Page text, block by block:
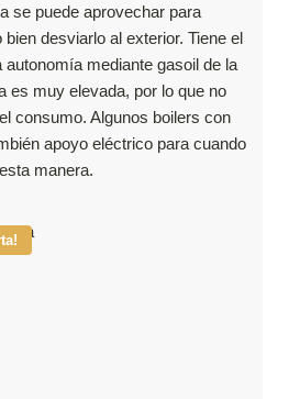
se puede aprovechar para
desviarlo al exterior. Tiene el
autonomía mediante gasoil de la
es muy elevada, por lo que no
consumo. Algunos boilers con
apoyo eléctrico para cuando
manera.